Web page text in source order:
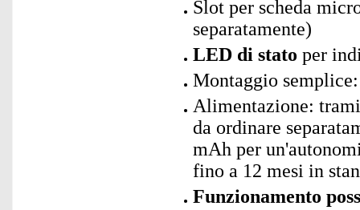
Slot per scheda
separatamente)
LED di stato per
Montaggio
Alimentazione:
da ordinare
mAh per
fino a 12 mesi in
Funzionamento